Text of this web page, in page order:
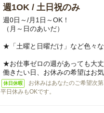
週1OK / 土日祝のみ
週0日～/月1日～OK！
（月～日のあいだ）
★「土曜と日曜だけ」など色々な
★お仕事ゼロの週があっても大丈
働きたい日、お休みの希望はお
休日休暇
お休みはあなたのご希望次第
平日休みもOKです。